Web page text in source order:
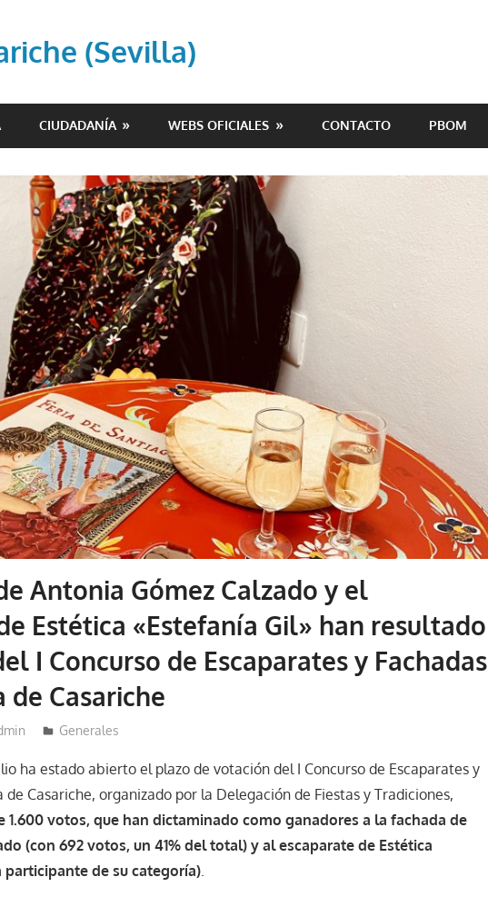
(Sevilla)
CIUDADANÍA WEBS OFICIALES CONTACTO PBOM
Antonia Gómez Calzado y el
Estética «Estefanía Gil» han resultado
I Concurso de Escaparates y Fachadas
de Casariche
Generales
ha estado abierto el plazo de votación del I Concurso de Escaparates y
de Casariche, organizado por la Delegación de Fiestas y Tradiciones,
1.600 votos, que han dictaminado como ganadores a la fachada de
(con 692 votos, un 41% del total) y al escaparate de Estética
participante de su categoría).